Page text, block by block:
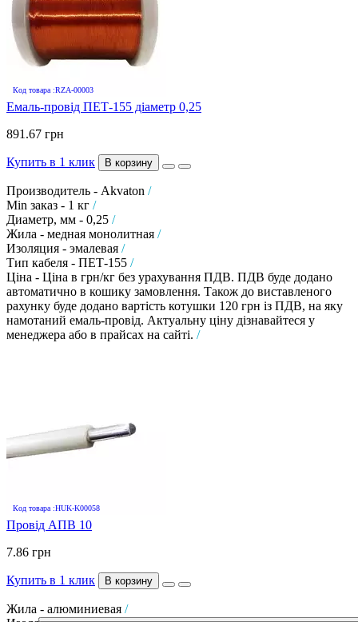
Код товара :RZA-00003
Емаль-провід ПЕТ-155 діаметр 0,25
891.67 грн
Купить в 1 клик В корзину
Производитель - Akvaton /
Min заказ - 1 кг /
Диаметр, мм - 0,25 /
Жила - медная монолитная /
Изоляция - эмалевая /
Тип кабеля - ПЕТ-155 /
Ціна - Ціна в грн/кг без урахування ПДВ. ПДВ буде додано
автоматично в кошику замовлення. Також до виставленого
рахунку буде додано вартість котушки 120 грн із ПДВ, на яку
намотаний емаль-провід. Актуальну ціну дізнавайтеся у
менеджера або в прайсах на сайті. /
Код товара :HUK-K00058
Провід АПВ 10
7.86 грн
Купить в 1 клик В корзину
Жила - алюминиевая /